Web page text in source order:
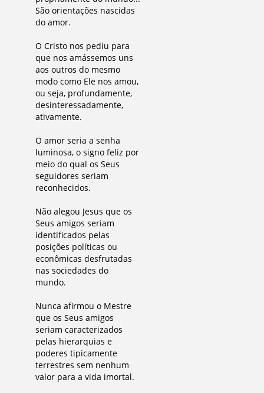
São orientações nascidas
do amor.
O Cristo nos pediu para
que nos amássemos uns
aos outros do mesmo
modo como Ele nos amou,
ou seja, profundamente,
desinteressadamente,
ativamente.
O amor seria a senha
luminosa, o signo feliz por
meio do qual os Seus
seguidores seriam
reconhecidos.
Não alegou Jesus que os
Seus amigos seriam
identificados pelas
posições políticas ou
econômicas desfrutadas
nas sociedades do
mundo.
Nunca afirmou o Mestre
que os Seus amigos
seriam caracterizados
pelas hierarquias e
poderes tipicamente
terrestres sem nenhum
valor para a vida imortal.